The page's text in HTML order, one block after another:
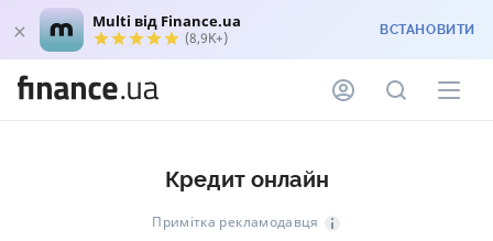
Multi від Finance.ua
(8,9K+) ВСТАНОВИТИ
Кредит онлайн
Примітка рекламодавця